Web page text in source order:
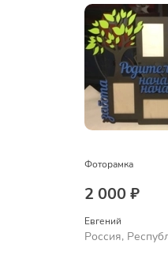
Фоторамка
2 000 ₽
Евгений
Россия,